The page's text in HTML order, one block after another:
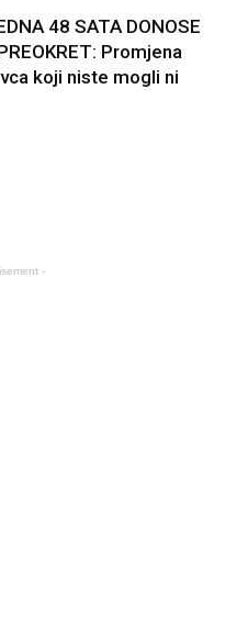
48 SATA DONOSE
Promjena
koji niste mogli ni
-